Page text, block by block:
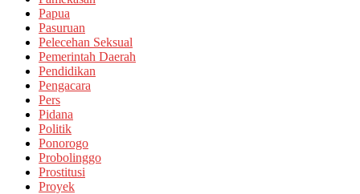
Papua
Pasuruan
Pelecehan Seksual
Pemerintah Daerah
Pendidikan
Pengacara
Pers
Pidana
Politik
Ponorogo
Probolinggo
Prostitusi
Proyek